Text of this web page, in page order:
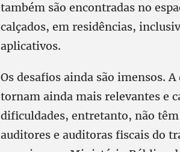
também são encontradas no
calçados, em residências,
aplicativos.
Os desafios ainda são imensos.
tornam ainda mais relevantes e
dificuldades, entretanto, não
auditores e auditoras fiscais do